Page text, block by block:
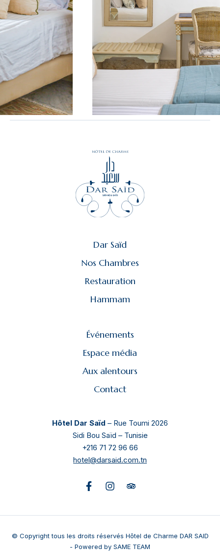
Dar Saïd
Nos Chambres
Restauration
Hammam
Événements
Espace média
Aux alentours
Contact
Hôtel Dar Saïd – Rue Toumi 2026
Sidi Bou Saïd – Tunisie
+216 71 72 96 66
hotel@darsaid.com.tn
© Copyright tous les droits réservés Hôtel de Charme DAR SAID
- Powered by SAME TEAM